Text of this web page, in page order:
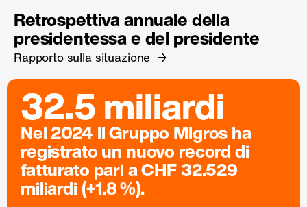
Retrospettiva annuale della
presidentessa e del presidente
Rapporto sulla situazione
32.5 miliardi
Nel 2024 il Gruppo Migros ha
registrato un nuovo record di
fatturato pari a CHF 32.529
miliardi (+1.8 %).